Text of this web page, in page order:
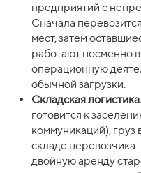
предприятий с
Сначала
мест, затем
работают посменно
операционную
обычной загрузки.
Складская логистика.
готовится к
коммуникаций),
складе
двойную аренду